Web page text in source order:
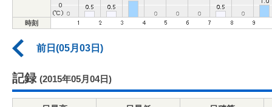
時刻
前日(05月03日)
記録 (2015年05月04日)